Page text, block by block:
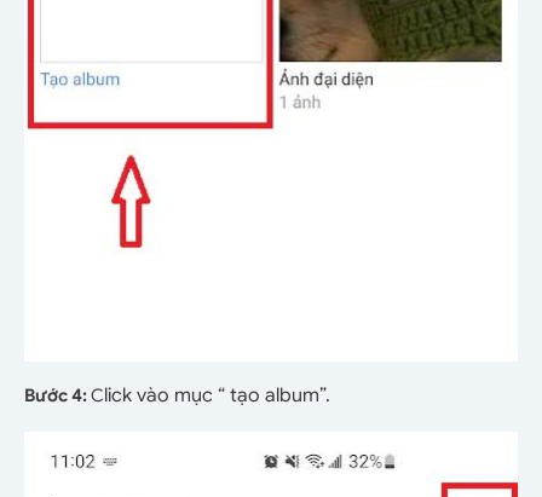
Bước 4:Click vào mục “ tạo album”.